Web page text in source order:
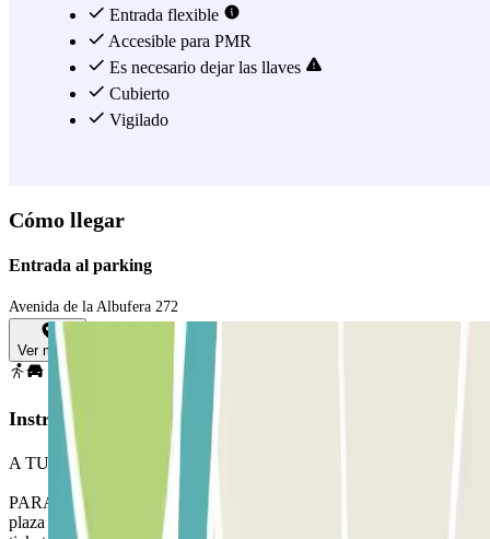
parada Miguel Hernández en la misma puerta del parking, con la
que podrás plantarte en el centro en solo 20 minutos.
plaza hoy en el Parking Miguel Hernández, ubicado en La
Avenida de Albufera, 270.
Ver más
Entrada flexible
Accesible para PMR
Es necesario dejar las llaves
Cubierto
Vigilado
Cómo llegar
Entrada al parking
Avenida de la Albufera 272
Ver mapa
Instrucciones
A TU LLEGADA: accede al parking.
PARA ABRIR LA BARRERA: coge el ticket. Aparca en cualquier
plaza libre. Ve a la cabina de control con tu reserva Parclick y el